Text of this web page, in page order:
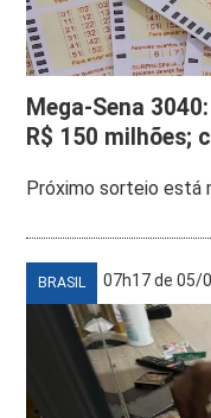
Mega-Sena
R$ 150 milhões;
Próximo sorteio está
BRASIL 07h17 de 05/